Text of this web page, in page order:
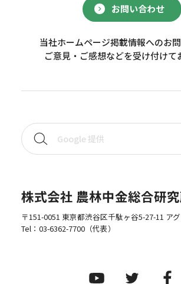
お問い合わせ
当社ホームページ掲載情報へのお
ご意見・ご感想などを受け付けて
株式会社 農林中金総合研
〒151-0051 東京都渋谷区千駄ヶ谷5-27-11 ア
Tel： 03-6362-7700（代表）